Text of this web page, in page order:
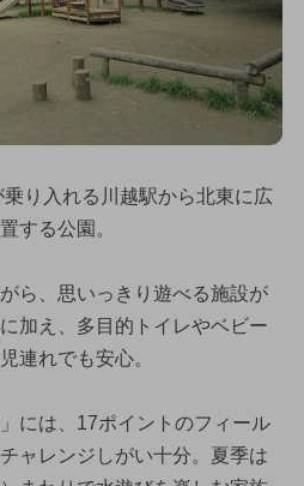
り入れる川越駅から北東に広
する公園。
ら、思いっきり遊べる施設が
加え、多目的トイレやベビー
連れでも安心。
には、17ポイントのフィール
ャレンジしがい十分。夏季は